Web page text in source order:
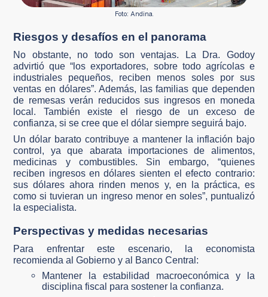
Foto: Andina.
Riesgos y desafíos en el panorama
No obstante, no todo son ventajas. La Dra. Godoy
advirtió que “los exportadores, sobre todo agrícolas e
industriales pequeños, reciben menos soles por sus
ventas en dólares”. Además, las familias que dependen
de remesas verán reducidos sus ingresos en moneda
local. También existe el riesgo de un exceso de
confianza, si se cree que el dólar siempre seguirá bajo.
Un dólar barato contribuye a mantener la inflación bajo
control, ya que abarata importaciones de alimentos,
medicinas y combustibles. Sin embargo, “quienes
reciben ingresos en dólares sienten el efecto contrario:
sus dólares ahora rinden menos y, en la práctica, es
como si tuvieran un ingreso menor en soles”, puntualizó
la especialista.
Perspectivas y medidas necesarias
Para enfrentar este escenario, la economista
recomienda al Gobierno y al Banco Central:
Mantener la estabilidad macroeconómica y la
disciplina fiscal para sostener la confianza.